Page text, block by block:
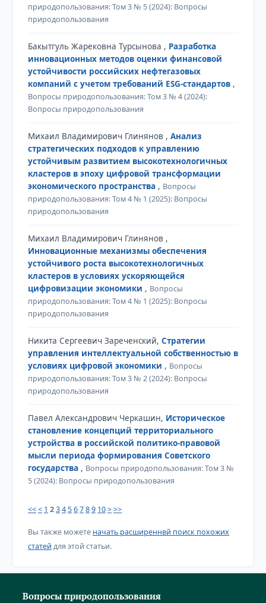
природопользования: Том 3 № 5 (2024): Вопросы
природопользования
Бакытгуль Жарековна Турсынова , Разработка
инновационных методов оценки финансовой
устойчивости российских нефтегазовых
компаний с учетом требований ESG-стандартов ,
Вопросы природопользования: Том 3 № 4 (2024):
Вопросы природопользования
Михаил Владимирович Глинянов , Анализ
стратегических подходов к управлению
устойчивым развитием высокотехнологичных
кластеров в эпоху цифровой трансформации
экономического пространства , Вопросы
природопользования: Том 4 № 1 (2025): Вопросы
природопользования
Михаил Владимирович Глинянов ,
Инновационные механизмы обеспечения
устойчивого роста высокотехнологичных
кластеров в условиях ускоряющейся
цифровизации экономики , Вопросы
природопользования: Том 4 № 1 (2025): Вопросы
природопользования
Никита Сергеевич Зареченский, Стратегии
управления интеллектуальной собственностью в
условиях цифровой экономики , Вопросы
природопользования: Том 3 № 2 (2024): Вопросы
природопользования
Павел Александрович Черкашин, Историческое
становление концепций территориального
устройства в российской политико-правовой
мысли периода формирования Советского
государства , Вопросы природопользования: Том 3 №
5 (2024): Вопросы природопользования
<<< 1 23456789 10>>>
Вы также можете начать расширеннвй поиск похожих
статей для этой статьи.
Вопросы природопользования